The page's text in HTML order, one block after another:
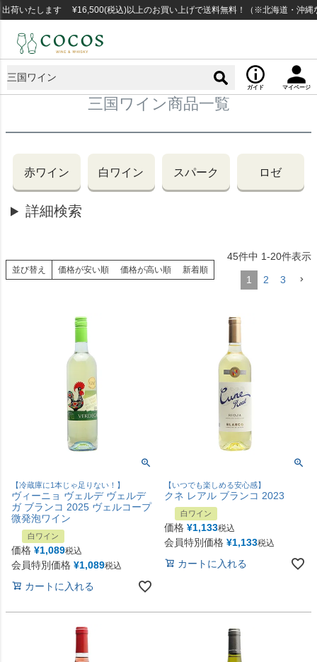
たします ¥16,500(税込)以上のお買い上げで送料無料！（※北海道・沖縄など
ガイド マイページ
三国ワイン商品一覧
赤ワイン 白ワイン スパーク ロゼ
詳細検索
並び替え 価格が安い順 価格が高い順 新着順
45件中 1-20件表示
1 2 3
【冷蔵庫に1本じゃ足りない！】
ヴィーニョ ヴェルデ ヴェルデ
ガ ブランコ 2025 ヴェルコープ
微発泡ワイン
白ワイン
価格 ¥1,089税込
会員特別価格 ¥1,089税込
カートに入れる
【いつでも楽しめる安心感】
クネ レアル ブランコ 2023
白ワイン
価格 ¥1,133税込
会員特別価格 ¥1,133税込
カートに入れる